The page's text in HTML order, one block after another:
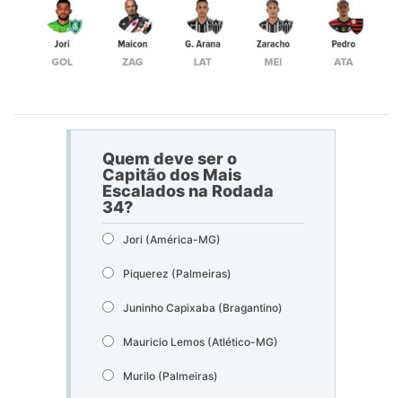
Quem deve ser o
Capitão dos Mais
Escalados na Rodada
34?
Jori (América-MG)
Piquerez (Palmeiras)
Juninho Capixaba (Bragantino)
Mauricio Lemos (Atlético-MG)
Murilo (Palmeiras)